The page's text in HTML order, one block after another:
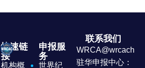
快速链
接
机构概
申报服
务
世界纪
联系我们
驻华申报中心：